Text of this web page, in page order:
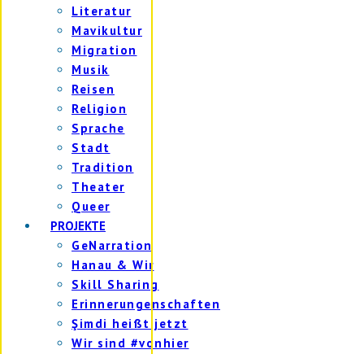
Literatur
Mavikultur
Migration
Musik
Reisen
Religion
Sprache
Stadt
Tradition
Theater
Queer
PROJEKTE
GeNarration
Hanau & Wir
Skill Sharing
Erinnerungenschaften
Şimdi heißt jetzt
Wir sind #vonhier